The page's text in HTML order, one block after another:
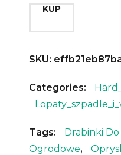
KUP
SKU:
Categories:
Tags: Drabinki
Ogrodowe,